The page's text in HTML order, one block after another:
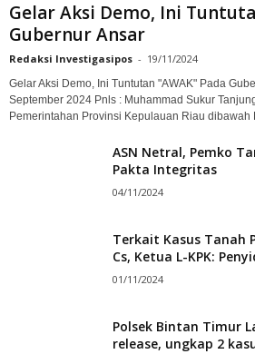
Gelar Aksi Demo, Ini
Gubernur Ansar
Redaksi Investigasipos - 19/11/2024
Gelar Aksi Demo, Ini Tuntutan "AWAK" Pada
September 2024 Pnls : Muhammad Sukur
Pemerintahan Provinsi Kepulauan Riau dibawah
ASN Netral, Pemko
Pakta Integritas
04/11/2024
Terkait Kasus Tanah
Cs, Ketua L-KPK:
01/11/2024
Polsek Bintan Timur
release, ungkap 2